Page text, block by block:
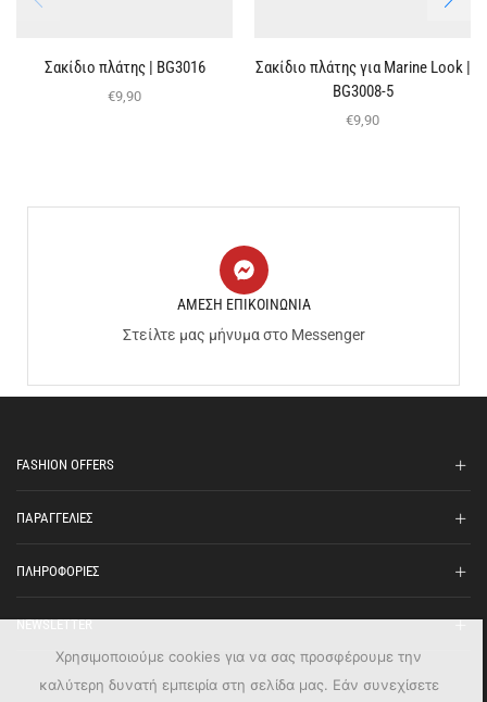
Σακίδιο πλάτης | BG3016
€9,90
Σακίδιο πλάτης για Marine Look |
BG3008-5
€9,90
ΑΜΕΣΗ ΕΠΙΚΟΙΝΩΝΙΑ
Στείλτε μας μήνυμα στο Messenger
FASHION OFFERS
ΠΑΡΑΓΓΕΛΙΕΣ
ΠΛΗΡΟΦΟΡΙΕΣ
NEWSLETTER
Χρησιμοποιούμε cookies για να σας προσφέρουμε την
καλύτερη δυνατή εμπειρία στη σελίδα μας. Εάν συνεχίσετε